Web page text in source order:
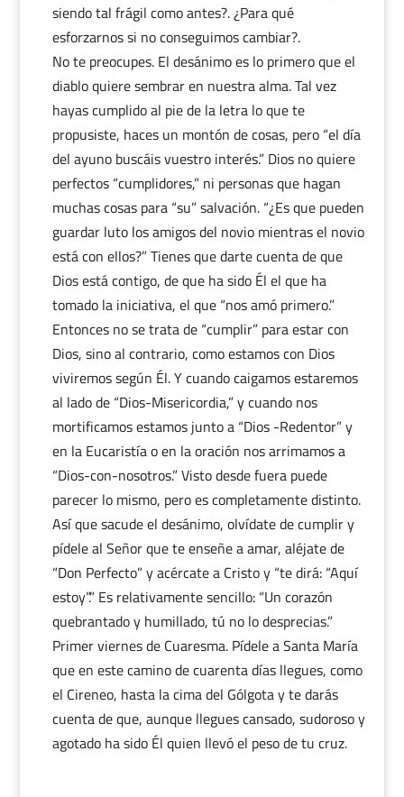
siendo tal frágil como antes?. ¿Para qué
esforzarnos si no conseguimos cambiar?.
No te preocupes. El desánimo es lo primero que el
diablo quiere sembrar en nuestra alma. Tal vez
hayas cumplido al pie de la letra lo que te
propusiste, haces un montón de cosas, pero “el día
del ayuno buscáis vuestro interés.” Dios no quiere
perfectos “cumplidores,” ni personas que hagan
muchas cosas para “su” salvación. “¿Es que pueden
guardar luto los amigos del novio mientras el novio
está con ellos?” Tienes que darte cuenta de que
Dios está contigo, de que ha sido Él el que ha
tomado la iniciativa, el que “nos amó primero.”
Entonces no se trata de “cumplir” para estar con
Dios, sino al contrario, como estamos con Dios
viviremos según Él. Y cuando caigamos estaremos
al lado de “Dios-Misericordia,” y cuando nos
mortificamos estamos junto a “Dios -Redentor” y
en la Eucaristía o en la oración nos arrimamos a
“Dios-con-nosotros.” Visto desde fuera puede
parecer lo mismo, pero es completamente distinto.
Así que sacude el desánimo, olvídate de cumplir y
pídele al Señor que te enseñe a amar, aléjate de
“Don Perfecto” y acércate a Cristo y “te dirá: “Aquí
estoy”.” Es relativamente sencillo: “Un corazón
quebrantado y humillado, tú no lo desprecias.”
Primer viernes de Cuaresma. Pídele a Santa María
que en este camino de cuarenta días llegues, como
el Cireneo, hasta la cima del Gólgota y te darás
cuenta de que, aunque llegues cansado, sudoroso y
agotado ha sido Él quien llevó el peso de tu cruz.